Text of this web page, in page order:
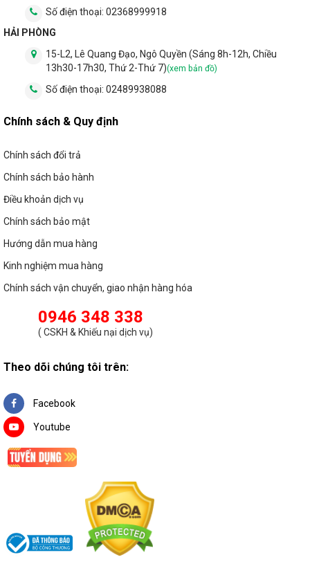
Số điện thoại: 02368999918
HẢI PHÒNG
15-L2, Lê Quang Đạo, Ngô Quyền (Sáng 8h-12h, Chiều
13h30-17h30, Thứ 2-Thứ 7)(xem bản đồ)
Số điện thoại: 02489938088
Chính sách & Quy định
Chính sách đổi trả
Chính sách bảo hành
Điều khoản dịch vụ
Chính sách bảo mật
Hướng dẫn mua hàng
Kinh nghiệm mua hàng
Chính sách vận chuyển, giao nhận hàng hóa
0946 348 338
( CSKH & Khiếu nại dịch vụ)
Theo dõi chúng tôi trên:
Facebook
Youtube